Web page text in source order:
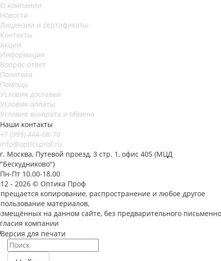
О компании
Новости
Лицензии и сертификаты
Контакты
Акции
Информация
Вопрос-ответ
Политика
Помощь
Условия доставки
Условия оплаты
Условия возврата и обмена
Наши контакты
+7 (999) 444-68-70
info@opticsprof.ru
г. Москва, Путевой проезд, 3 стр. 1, офис 405 (МЦД
"Бескудниково")
Пн-Пт 10.00-18.00
- 2026 © Оптика Проф
копирование, распространение и любое другое
материалов,
на данном сайте, без предварительного
компании
Версия для печати